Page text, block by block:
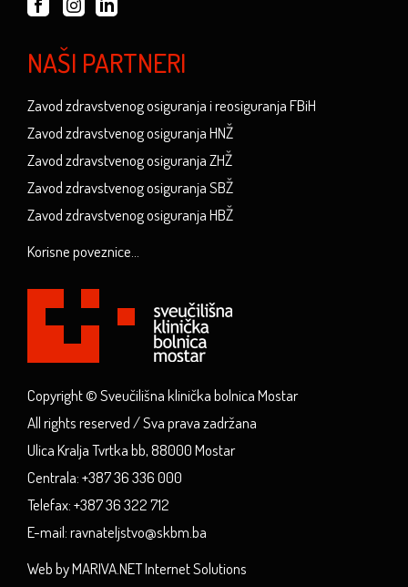
NAŠI PARTNERI
Zavod zdravstvenog osiguranja i reosiguranja FBiH
Zavod zdravstvenog osiguranja HNŽ
Zavod zdravstvenog osiguranja ZHŽ
Zavod zdravstvenog osiguranja SBŽ
Zavod zdravstvenog osiguranja HBŽ
Korisne poveznice...
Copyright © Sveučilišna klinička bolnica Mostar
All rights reserved / Sva prava zadržana
Ulica Kralja Tvrtka bb, 88000 Mostar
Centrala: +387 36 336 000
Telefax: +387 36 322 712
E-mail: ravnateljstvo@skbm.ba
Web by MARIVA.NET Internet Solutions